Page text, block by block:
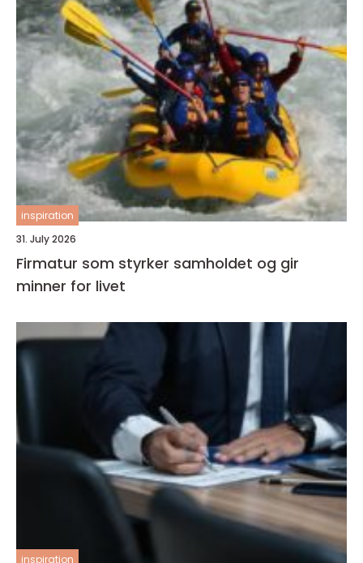
inspiration
31. July 2026
Firmatur som styrker samholdet og gir
minner for livet
inspiration